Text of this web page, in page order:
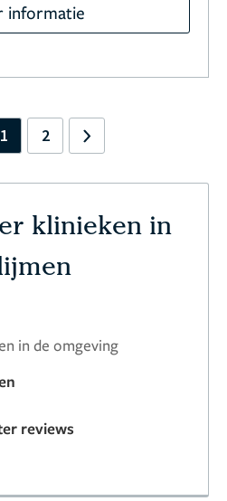
informatie
1 2 Next
klinieken in
in de omgeving
reviews